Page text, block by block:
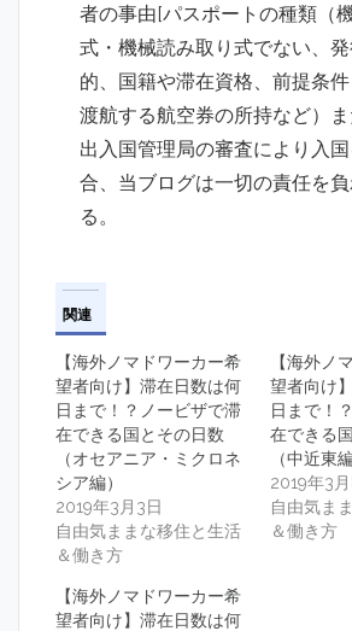
者の事由[パスポートの種類（
式・機械読み取り式でない、
的、国籍や滞在資格、前提条
渡航する航空券の所持など）
出入国管理局の審査により入
合、当ブログは一切の責任を
る。
関連
【海外ノマドワーカー希
望者向け】滞在日数は何
日まで！？ノービザで滞
在できる国とその日数
（オセアニア・ミクロネ
シア編）
2019年3月3日
自由気ままな移住と生活
＆働き方
【海外ノ
望者向け
日まで！
在できる
（中近東編
2019年3
自由気ま
＆働き方
【海外ノマドワーカー希
望者向け】滞在日数は何